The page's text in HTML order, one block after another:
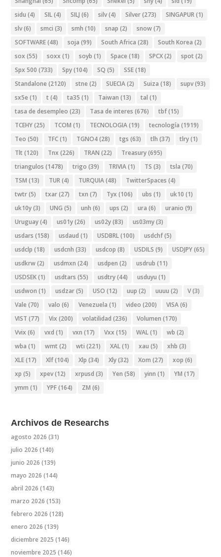
sidu (4) SIL(4) SILJ (6) silv(4) Silver(273) SINGAPUR(1)
slv(6) smci (3) smh (10) snap (2) snow(7)
SOFTWARE(48) soja (99) South Africa (28) South Korea (2)
sox (55) soxx (1) soyb (1) Space (18) SPCX(2) spot (2)
Spx 500 (733) Spy(104) SQ (5) SSE(18)
Standalone (2120) stne (2) SUECIA(2) Suiza (18) supv(93)
sx5e (1) t (4) ta35 (1) Taiwan (13) tal (1)
tasa de desempleo (23) Tasa de interes (676) tbf(15)
TCEHY(25) TCOM (1) TECNOLOGIA(19) tecnología (1919)
Teo (50) TFC(1) TGNO4(28) tgs (63) tlh (37) tlry(1)
Tlt (120) Tnx (226) TRAN (22) Treasury(695)
triangulos (1478) trigo (39) TRIVIA(1) TS (3) tsla (70)
TSM (13) TUR(4) TURQUIA(48) TwitterSpaces (4)
twtr(5) txar(27) txn (7) Tyx (106) ubs (1) uk10 (1)
uk10y(3) UNG (5) unh (6) ups (2) ura (6) uranio (9)
Uruguay(4) us01y(26) us02y(83) us03my(3)
usdars (158) usdaud (1) USDBRL(100) usdchf(5)
usdclp (18) usdcnh (33) usdcop (8) USDILS (9) USDJPY(65)
usdkrw(2) usdmxn (24) usdpen (2) usdrub (11)
USDSEK(1) usdtars (55) usdtry(44) usduyu (1)
usdwon (1) usdzar(5) USO (12) uup (2) uuuu (2) V(3)
Vale (70) valo (6) Venezuela (1) video (200) VISA(6)
VIST (77) Vix (200) volatilidad (236) Volumen (170)
Vvix (6) vxd (1) vxn (17) Vxx (15) WAL(1) wb (2)
wba (1) wmt (2) wti (221) XAL(1) xau (5) xhb (3)
XLE(17) Xlf(104) Xlp (34) Xly(32) Xom (27) xop (6)
xp (5) xpev(12) xrpusd (3) Yen (58) yinn (1) YM (17)
ymm (1) YPF(164) ZM (6)
Archivos de Researchs
agosto 2026 (31)
julio 2026 (140)
junio 2026 (139)
mayo 2026 (144)
abril 2026 (143)
marzo 2026 (153)
febrero 2026 (128)
enero 2026 (139)
diciembre 2025 (146)
noviembre 2025 (146)